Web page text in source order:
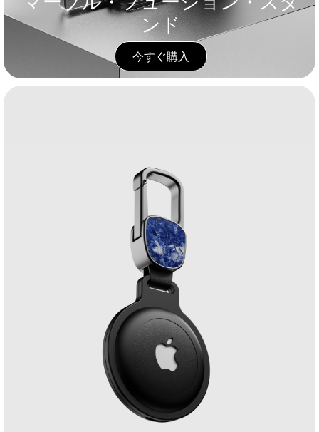
ンド
今すぐ購入